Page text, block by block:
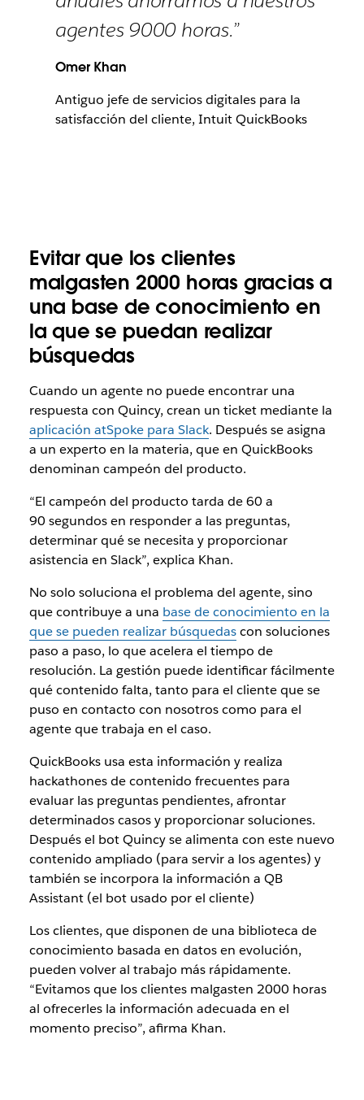
agentes 9000 horas.”
Omer Khan
Antiguo jefe de servicios digitales para la
satisfacción del cliente, Intuit QuickBooks
Evitar que los clientes
malgasten 2000 horas gracias a
una base de conocimiento en
la que se puedan realizar
búsquedas
Cuando un agente no puede encontrar una
respuesta con Quincy, crean un ticket mediante la
aplicación atSpoke para Slack. Después se asigna
a un experto en la materia, que en QuickBooks
denominan campeón del producto.
“El campeón del producto tarda de 60 a
90 segundos en responder a las preguntas,
determinar qué se necesita y proporcionar
asistencia en Slack”, explica Khan.
No solo soluciona el problema del agente, sino
que contribuye a una base de conocimiento en la
que se pueden realizar búsquedascon soluciones
paso a paso, lo que acelera el tiempo de
resolución. La gestión puede identificar fácilmente
qué contenido falta, tanto para el cliente que se
puso en contacto con nosotros como para el
agente que trabaja en el caso.
QuickBooks usa esta información y realiza
hackathones de contenido frecuentes para
evaluar las preguntas pendientes, afrontar
determinados casos y proporcionar soluciones.
Después el bot Quincy se alimenta con este nuevo
contenido ampliado (para servir a los agentes) y
también se incorpora la información a QB
Assistant (el bot usado por el cliente)
Los clientes, que disponen de una biblioteca de
conocimiento basada en datos en evolución,
pueden volver al trabajo más rápidamente.
“Evitamos que los clientes malgasten 2000 horas
al ofrecerles la información adecuada en el
momento preciso”, afirma Khan.